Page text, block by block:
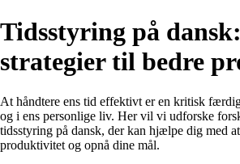
Tidsstyring på
strategier til bedre
At håndtere ens tid effektivt er en kritisk
og i ens personlige liv. Her vil vi udforske
tidsstyring på dansk, der kan hjælpe dig med
produktivitet og opnå dine mål.